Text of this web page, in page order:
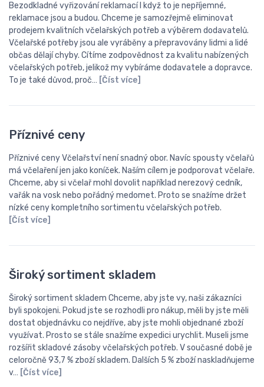
Bezodkladné vyřizování reklamací I když to je nepříjemné,
reklamace jsou a budou. Chceme je samozřejmě eliminovat
prodejem kvalitních včelařských potřeb a výběrem dodavatelů.
Včelařské potřeby jsou ale vyráběny a přepravovány lidmi a lidé
občas dělají chyby. Cítíme zodpovědnost za kvalitu nabízených
včelařských potřeb, jelikož my vybíráme dodavatele a dopravce.
To je také důvod, proč… [Číst více]
Příznivé ceny
Příznivé ceny Včelařství není snadný obor. Navíc spousty včelařů
má včelaření jen jako koníček. Naším cílem je podporovat včelaře.
Chceme, aby si včelař mohl dovolit například nerezový cedník,
vařák na vosk nebo pořádný medomet. Proto se snažíme držet
nízké ceny kompletního sortimentu včelařských potřeb.
[Číst více]
Široký sortiment skladem
Široký sortiment skladem Chceme, aby jste vy, naši zákazníci
byli spokojeni. Pokud jste se rozhodli pro nákup, měli by jste měli
dostat objednávku co nejdříve, aby jste mohli objednané zboží
využívat. Prosto se stále snažíme expedici urychlit. Museli jsme
rozšířit skladové zásoby včelařských potřeb. V současné době je
celoročně 93,7 % zboží skladem. Dalších 5 % zboží naskladňujeme
v… [Číst více]